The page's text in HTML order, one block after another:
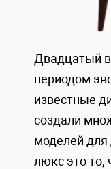
Двадцатый
периодом
известные
создали
моделей для
люкс это то,